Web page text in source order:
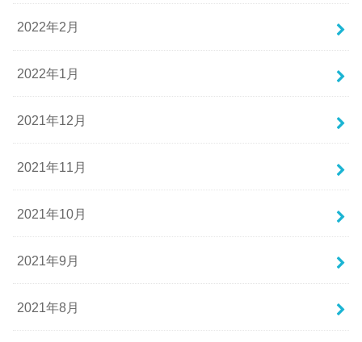
2022年2月
2022年1月
2021年12月
2021年11月
2021年10月
2021年9月
2021年8月